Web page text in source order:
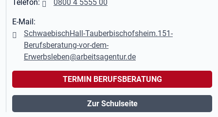
Telefon: 0800 4 5555 00
E-Mail:
SchwaebischHall-Tauberbischofsheim.151-
Berufsberatung-vor-dem-
Erwerbsleben@arbeitsagentur.de
TERMIN BERUFSBERATUNG
Zur Schulseite